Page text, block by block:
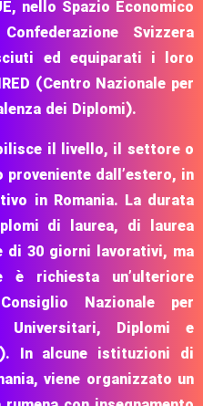
nello Spazio Economico
Svizzera
ed equiparati i loro
(Centro Nazionale per
dei Diplomi).
il livello, il settore o
dall’estero, in
in Romania. La durata
di laurea, di laurea
30 giorni lavorativi, ma
è richiesta un’ulteriore
Nazionale per
Diplomi e
In alcune istituzioni di
viene organizzato un